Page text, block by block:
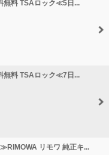
無料 TSAロック≪5日...
無料 TSAロック≪7日...
リモワ 純正キ...